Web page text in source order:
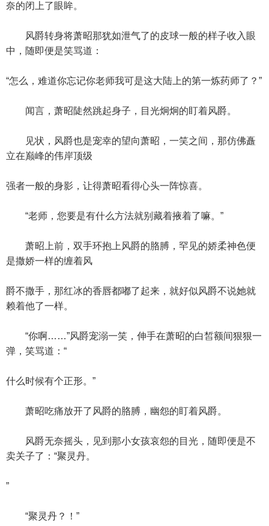
奈的闭上了眼眸。
风爵转身将萧昭那犹如泄气了的皮球一般的样子收入眼
中，随即便是笑骂道：
“怎么，难道你忘记你老师我可是这大陆上的第一炼药师了？”
闻言，萧昭陡然跳起身子，目光炯炯的盯着风爵。
见状，风爵也是宠幸的望向萧昭，一笑之间，那仿佛矗
立在巅峰的伟岸顶级
强者一般的身影，让得萧昭看得心头一阵惊喜。
“老师，您要是有什么方法就别藏着掖着了嘛。”
萧昭上前，双手环抱上风爵的胳膊，罕见的娇柔神色便
是撒娇一样的缠着风
爵不撒手，那红冰的香唇都嘟了起来，就好似风爵不说她就
赖着他了一样。
“你啊……”风爵宠溺一笑，伸手在萧昭的白皙额间狠狠一
弹，笑骂道：“
什么时候有个正形。”
萧昭吃痛放开了风爵的胳膊，幽怨的盯着风爵。
风爵无奈摇头，见到那小女孩哀怨的目光，随即便是不
卖关子了：“聚灵丹。
”
“聚灵丹？！”